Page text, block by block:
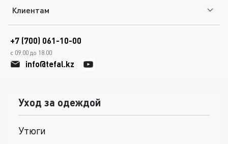
Клиентам
+7 (700) 061-10-00
с 09.00 до 18.00
info@tefal.kz
Уход за одеждой
Утюги